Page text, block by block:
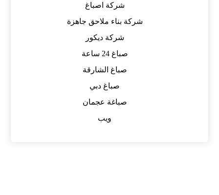
شركة اصباغ
شركة بناء ملاحق جاهزة
شركة ديكور
صباغ 24 ساعة
صباغ الشارقة
صباغ دبي
صباغة عجمان
ويب